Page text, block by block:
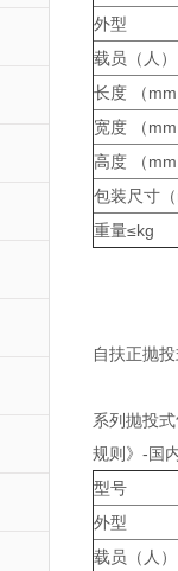
外型
载员（人）
长度 （
宽度 （
高度 （
包装尺寸
重量≤kg
自扶正抛
系列抛投
规则》-国
型号
外型
载员（人）